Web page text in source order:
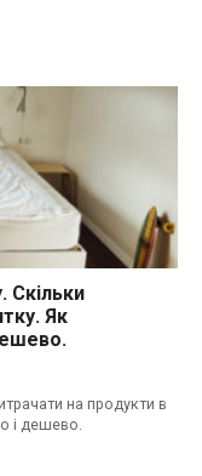
кухні. Практичний побут.
Скільки
Як
на продукти в
і дешево.